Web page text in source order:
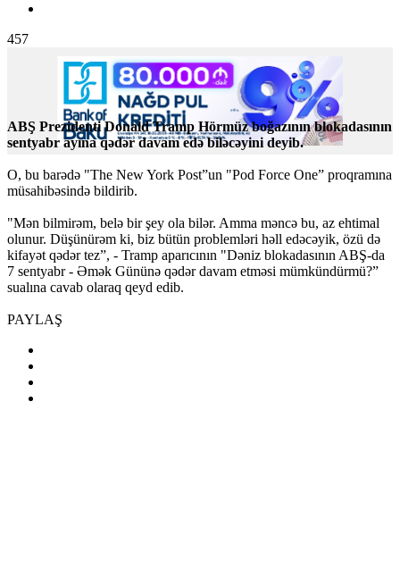
457
ABŞ Prezidenti Donald Tramp Hörmüz boğazının blokadasının
sentyabr ayına qədər davam edə biləcəyini deyib.
O, bu barədə "The New York Post”un "Pod Force One” proqramına
müsahibəsində bildirib.
"Mən bilmirəm, belə bir şey ola bilər. Amma məncə bu, az ehtimal
olunur. Düşünürəm ki, biz bütün problemləri həll edəcəyik, özü də
kifayət qədər tez”, - Tramp aparıcının "Dəniz blokadasının ABŞ-da
7 sentyabr - Əmək Gününə qədər davam etməsi mümkündürmü?”
sualına cavab olaraq qeyd edib.
PAYLAŞ